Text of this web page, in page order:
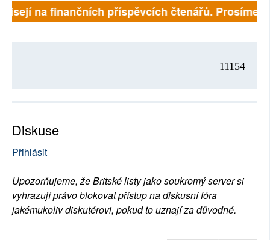
na finančních příspěvcích čtenářů. Prosíme,
11154
Diskuse
Přihlásit
Upozorňujeme, že Britské listy jako soukromý server si
vyhrazují právo blokovat přístup na diskusní fóra
jakémukoliv diskutérovi, pokud to uznají za důvodné.